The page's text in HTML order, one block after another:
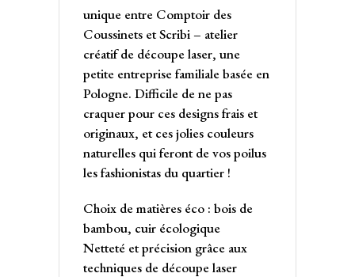
unique entre Comptoir des
Coussinets et Scribi – atelier
créatif de découpe laser, une
petite entreprise familiale basée en
Pologne. Difficile de ne pas
craquer pour ces designs frais et
originaux, et ces jolies couleurs
naturelles qui feront de vos poilus
les fashionistas du quartier !
Choix de matières éco : bois de
bambou, cuir écologique
Netteté et précision grâce aux
techniques de découpe laser